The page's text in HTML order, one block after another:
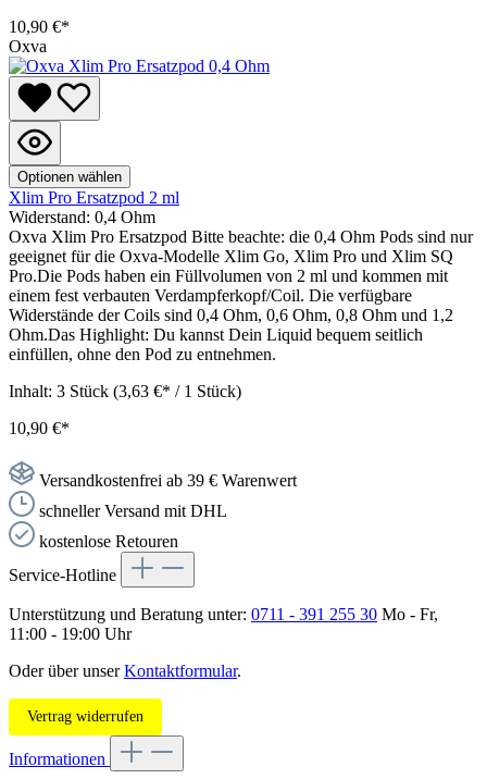
10,90 €*
Oxva
Optionen wählen
Xlim Pro Ersatzpod 2 ml
Widerstand: 0,4 Ohm
Oxva Xlim Pro Ersatzpod Bitte beachte: die 0,4 Ohm Pods sind nur
geeignet für die Oxva-Modelle Xlim Go, Xlim Pro und Xlim SQ
Pro.Die Pods haben ein Füllvolumen von 2 ml und kommen mit
einem fest verbauten Verdampferkopf/Coil. Die verfügbare
Widerstände der Coils sind 0,4 Ohm, 0,6 Ohm, 0,8 Ohm und 1,2
Ohm.Das Highlight: Du kannst Dein Liquid bequem seitlich
einfüllen, ohne den Pod zu entnehmen.
Inhalt: 3 Stück (3,63 €* / 1 Stück)
10,90 €*
Versandkostenfrei ab 39 € Warenwert
schneller Versand mit DHL
kostenlose Retouren
Service-Hotline
Unterstützung und Beratung unter: 0711 - 391 255 30 Mo - Fr,
11:00 - 19:00 Uhr
Oder über unserKontaktformular.
Vertrag widerrufen
Informationen